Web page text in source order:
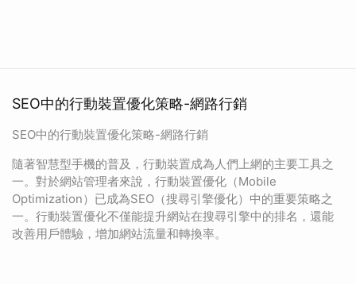
SEO中的行動裝置優化策略-網路行銷
SEO中的行動裝置優化策略-網路行銷
隨著智慧型手機的普及，行動裝置成為人們上網的主要工具之
一。對於網站管理者來說，行動裝置優化（Mobile
Optimization）已成為SEO（搜尋引擎優化）中的重要策略之
一。行動裝置優化不僅能提升網站在搜尋引擎中的排名，還能
改善用戶體驗，增加網站流量和轉換率。